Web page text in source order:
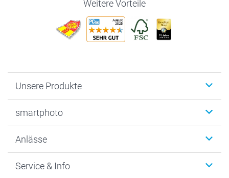
Weitere Vorteile
Unsere Produkte
Fotogeschenke
MyNameBook
Fotoabzüge, Fotos als Buch & Poster
smartphoto
Warum smartphoto
Datenschutz
Anlässe
Neujahr
Service & Info